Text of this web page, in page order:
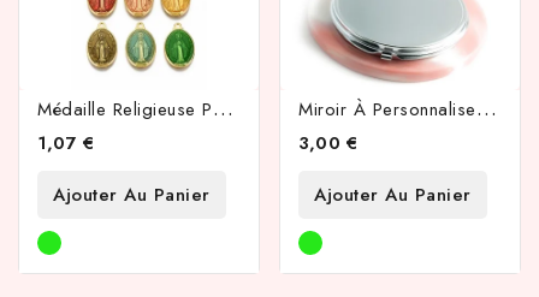
M
Édaille Religieuse PM Émaillée
1,07 €
Ajouter Au Panier
M
Iroir À Personnaliser Rond
3,00 €
Ajouter Au Panier